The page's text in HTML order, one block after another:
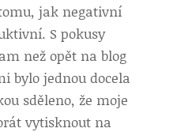
jak negativní
S pokusy
než opět na blog
bylo jednou docela
sděleno, že moje
vytisknout na